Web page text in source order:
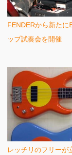
FENDERから新たに
ップ試奏会を開催
レッチリのフリーが